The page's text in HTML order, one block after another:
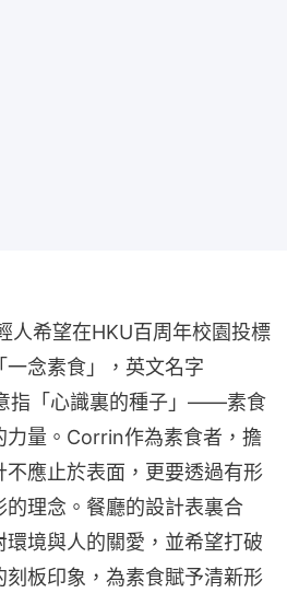
人希望在HKU百周年校園投標
一念素食」，英文名字
指「心識裏的種子」——素食
力量。Corrin作為素食者，擔
應止於表面，更要透過有形
理念。餐廳的設計表裏合
境與人的關愛，並希望打破
板印象，為素食賦予清新形